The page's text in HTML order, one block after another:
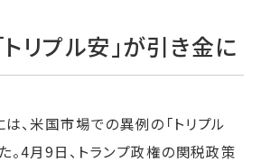
リプル安」が引き金に
、米国市場での異例の「トリプル
。4月9日、トランプ政権の関税政策